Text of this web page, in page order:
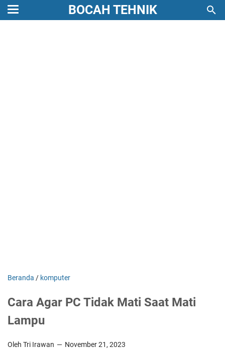
BOCAH TEHNIK
Beranda / komputer
Cara Agar PC Tidak Mati Saat Mati
Lampu
Oleh Tri Irawan November 21, 2023